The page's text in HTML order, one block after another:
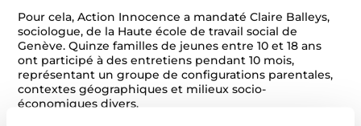
Pour cela, Action Innocence a mandaté Claire Balleys,
sociologue, de la Haute école de travail social de
Genève. Quinze familles de jeunes entre 10 et 18 ans
ont participé à des entretiens pendant 10 mois,
représentant un groupe de configurations parentales,
contextes géographiques et milieux socio-
économiques divers.